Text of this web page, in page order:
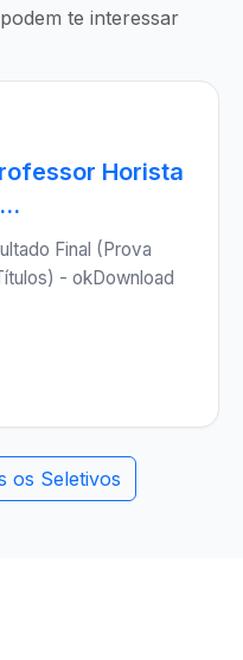
te interessar
Horista
Final (Prova
- okDownload
os Seletivos